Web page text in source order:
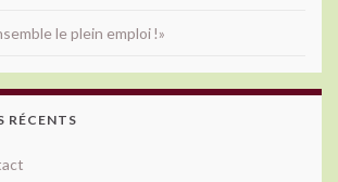
le plein emploi !»
RÉCENTS